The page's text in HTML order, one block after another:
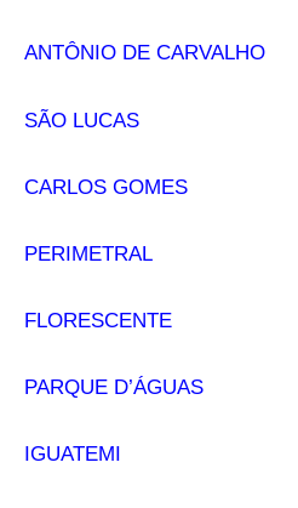
ANTÔNIO DE CARVALHO
SÃO LUCAS
CARLOS GOMES
PERIMETRAL
FLORESCENTE
PARQUE D’ÁGUAS
IGUATEMI